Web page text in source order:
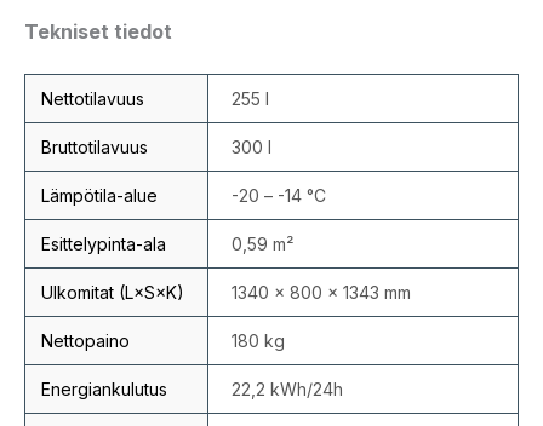
Tekniset tiedot
Nettotilavuus 255 l
Bruttotilavuus 300 l
Lämpötila-alue -20 – -14 °C
Esittelypinta-ala 0,59 m²
Ulkomitat (L×S×K) 1340 × 800 × 1343 mm
Nettopaino 180 kg
Energiankulutus 22,2 kWh/24h